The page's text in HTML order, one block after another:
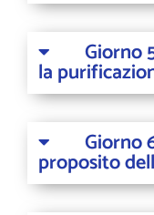
Giorno
la
Giorno
proposito